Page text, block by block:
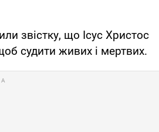
звістку, що Ісус Христос
судити живих і мертвих.